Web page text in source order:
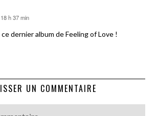
h 37 min
dernier album de Feeling of Love !
UN COMMENTAIRE